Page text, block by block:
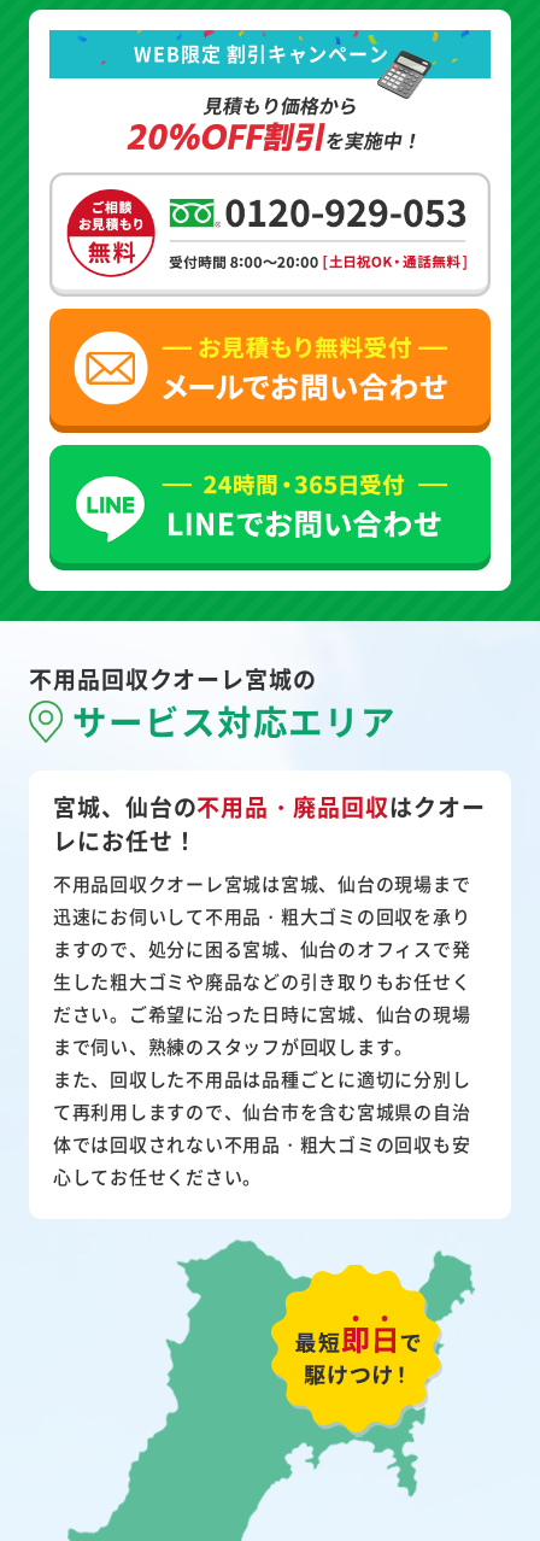
WEB限定 割引キャンペーン
見積もり価格から
20%OFF割引を実施中！
不用品回収クオーレ宮城の
サービス対応エリア
宮城、仙台の不用品・廃品回収はクオー
レにお任せ！
不用品回収クオーレ宮城は宮城、仙台の現場まで
迅速にお伺いして不用品・粗大ゴミの回収を承り
ますので、処分に困る宮城、仙台のオフィスで発
生した粗大ゴミや廃品などの引き取りもお任せく
ださい。ご希望に沿った日時に宮城、仙台の現場
まで伺い、熟練のスタッフが回収します。
また、 回収した不用品は品種ごとに適切に分別し
て再利用 しますので、仙台市を含む宮城県の自治
体では回収されない不用品・粗大ゴミの回収も安
心してお任せください。